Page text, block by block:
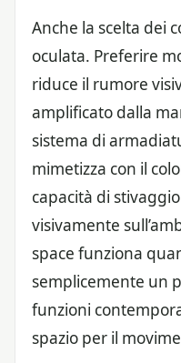
Anche la scelta dei
oculata. Preferire
riduce il rumore
amplificato dalla
sistema di
mimetizza con il
capacità di
visivamente
space funziona
semplicemente un
funzioni
spazio per il